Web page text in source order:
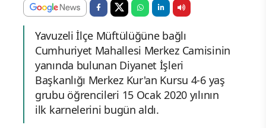
Yavuzeli İlçe Müftülüğüne bağlı
Cumhuriyet Mahallesi Merkez Camisinin
yanında bulunan Diyanet İşleri
Başkanlığı Merkez Kur'an Kursu 4-6 yaş
grubu öğrencileri 15 Ocak 2020 yılının
ilk karnelerini bugün aldı.